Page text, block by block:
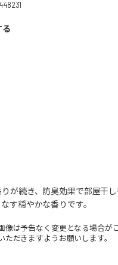
る
が続き、防臭効果で部屋干
す穏やかな香りです。
は予告なく変更となる場合が
だきますようお願いします。